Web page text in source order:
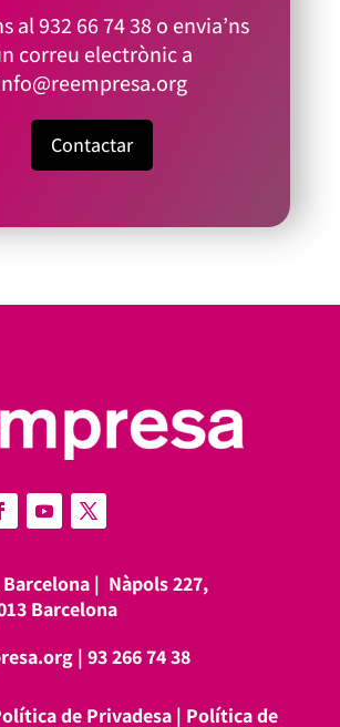
al932 66 74 38o envia’ns
correu electrònic a
Contactar
| Nàpols 227,
Barcelona
| 93 266 74 38
de Privadesa| Política de